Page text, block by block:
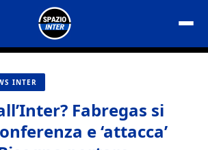
INTER
Fabregas si
e ‘attacca’